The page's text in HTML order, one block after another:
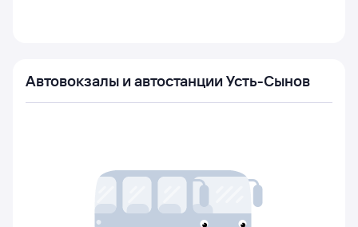
Автовокзалы и автостанции Усть-Сынов